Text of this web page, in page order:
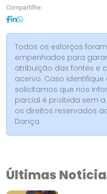
Compartilhe:
Todos os esforços
empenhados para
atribuição das fontes e
acervo. Caso
solicitamos que nos
parcial é proibida sem
os direitos reservados
Dança.
Últimas